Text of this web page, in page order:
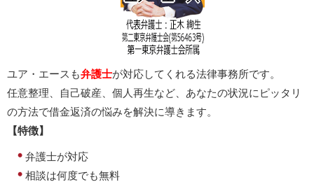
ユア・エースも弁護士が対応してくれる法律事務所です。
任意整理、自己破産、個人再生など、あなたの状況にピッタリ
の方法で借金返済の悩みを解決に導きます。
【特徴】
弁護士が対応
相談は何度でも無料